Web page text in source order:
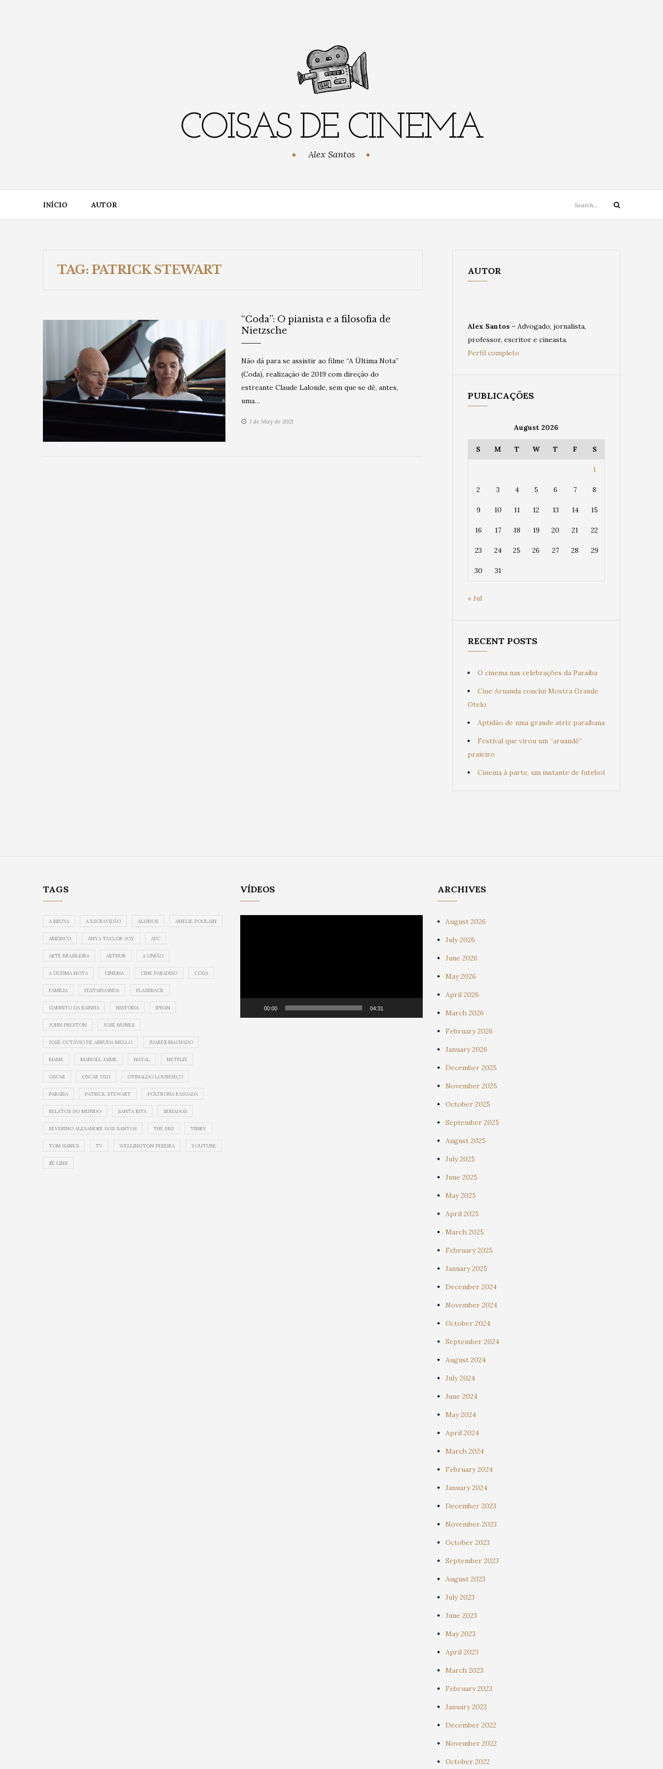
COISAS DE CINEMA
Alex Santos
INÍCIO AUTOR
for:
Search
TAG: PATRICK STEWART
“Coda”: O pianista e a filosofia de
Nietzsche
Não dá para se assistir ao filme “A Última Nota”
(Coda), realização de 2019 com direção do
estreante Claude Lalonde, sem que se dê, antes,
uma…
1 de May de 2021
AUTOR
Alex Santos – Advogado, jornalista,
professor, escritor e cineasta.
Perfil completo
PUBLICAÇÕES
August 2026
S M T W T F S
1
2 3 4 5 6 7 8
9 10 11 12 13 14 15
16 17 18 19 20 21 22
23 24 25 26 27 28 29
30 31
« Jul
RECENT POSTS
O cinema nas celebrações da Paraíba
Cine Aruanda conclui Mostra Grande
Otelo
Aptidão de uma grande atriz paraibana
Festival que virou um “aruandê”
praieiro
Cinema à parte, um instante de futebol
TAGS
A BRUXA A ESCRAVIDÃO ALUNOS AMELIE POULAIN
AMÉRICO ANYA TAYLOR-JOY APC
ARTE BRASILEIRA ARTHUR A UNIÃO
A ÚLTIMA NOTA CINEMA CINE PARADISO CODA
FAMÍLIA FESTARUANDA FLASHBACK
GAMBITO DA RAINHA HISTÓRIA IPHAN
JOHN PRESTON JOSÉ NUNES
JOSÉ OCTÁVIO DE ARRUDA MELLO JUAREZ MACHADO
MANK MANOEL JAIME NATAL NETFLIX
OSCAR OSCAR 2021 OTINALDO LOURENÇO
PARAÍBA PATRICK STEWART POLTRONA RASGADA
RELATOS DO MUNDO SANTA RITA SERIADOS
SEVERINO ALEXANDRE DOS SANTOS THE DIG TIBIRY
TOM HANKS TV WELLINGTON PEREIRA YOUTUBE
ZÉ LINS
VÍDEOS
00:00 04:31
ARCHIVES
August 2026
July 2026
June 2026
May 2026
April 2026
March 2026
February 2026
January 2026
December 2025
November 2025
October 2025
September 2025
August 2025
July 2025
June 2025
May 2025
April 2025
March 2025
February 2025
January 2025
December 2024
November 2024
October 2024
September 2024
August 2024
July 2024
June 2024
May 2024
April 2024
March 2024
February 2024
January 2024
December 2023
November 2023
October 2023
September 2023
August 2023
July 2023
June 2023
May 2023
April 2023
March 2023
February 2023
January 2023
December 2022
November 2022
October 2022